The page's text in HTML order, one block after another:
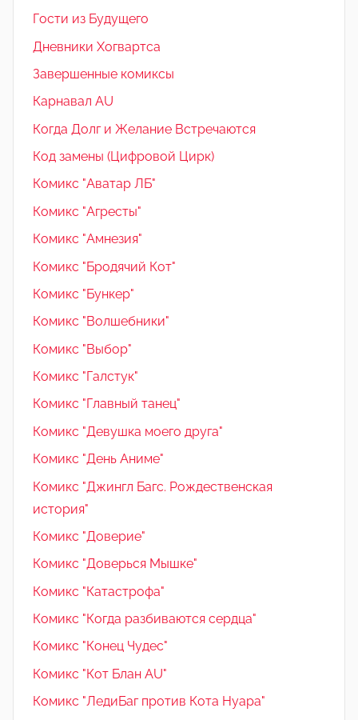
Гости из Будущего
Дневники Хогвартса
Завершенные комиксы
Карнавал AU
Когда Долг и Желание Встречаются
Код замены (Цифровой Цирк)
Комикс "Аватар ЛБ"
Комикс "Агресты"
Комикс "Амнезия"
Комикс "Бродячий Кот"
Комикс "Бункер"
Комикс "Волшебники"
Комикс "Выбор"
Комикс "Галстук"
Комикс "Главный танец"
Комикс "Девушка моего друга"
Комикс "День Аниме"
Комикс "Джингл Багс. Рождественская
история"
Комикс "Доверие"
Комикс "Доверься Мышке"
Комикс "Катастрофа"
Комикс "Когда разбиваются сердца"
Комикс "Конец Чудес"
Комикс "Кот Блан AU"
Комикс "ЛедиБаг против Кота Нуара"